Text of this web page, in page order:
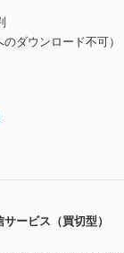
ダウンロード不可）
ービス（買切型）